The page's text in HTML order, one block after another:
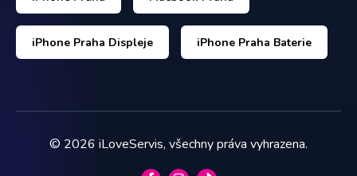
iPhone Praha Displeje iPhone Praha Baterie
© 2026 iLoveServis, všechny práva vyhrazena.